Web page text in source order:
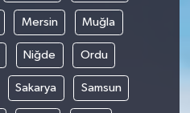
Mersin Muğla
Niğde Ordu
Sakarya Samsun